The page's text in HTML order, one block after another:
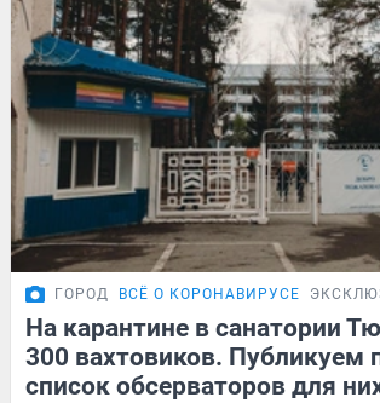
ГОРОД ВСЁ О КОРОНАВИРУСЕ
На карантине в санатории
300 вахтовиков. Публикуем
список обсерваторов для